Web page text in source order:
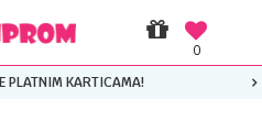
0
PLATNIM KARTICAMA!